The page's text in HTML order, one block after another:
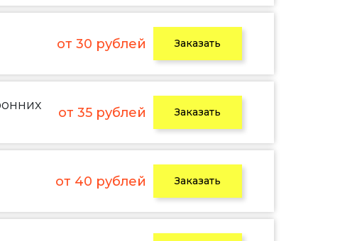
от 30 рублей Заказать
от 35 рублей Заказать
от 40 рублей Заказать